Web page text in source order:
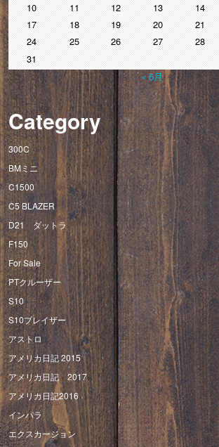
10
11 12 13 14
17
18 19 20 21
24
25 26 27 28
31
« 6月
Category
300C
BMミニ
C1500
C5 BLAZER
D21 ダットラ
F150
For Sale
PTクルーザー
S10
S10ブレイザー
アストロ
アメリカ日記 2015
アメリカ日記 2017
アメリカ日記2016
インパラ
エクスカージョン